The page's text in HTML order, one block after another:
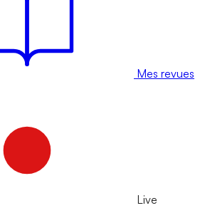
Mes revues
Live